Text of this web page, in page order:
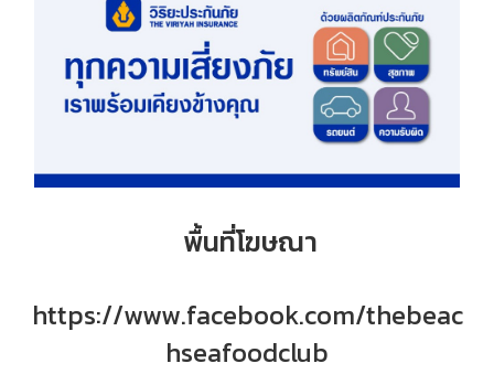
พื้นที่โฆษณา
https://www.facebook.com/thebeac
hseafoodclub